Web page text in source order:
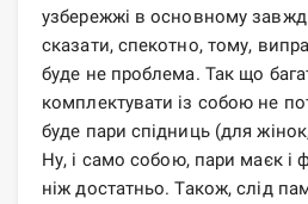
узбережжі в основному
сказати, спекотно, тому,
буде не проблема. Так що
комплектувати із собою не
буде пари спідниць (для
Ну, і само собою, пари маєк і
ніж достатньо. Також, слід